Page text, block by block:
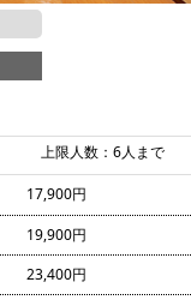
上限人数：6人まで
17,900円
19,900円
23,400円